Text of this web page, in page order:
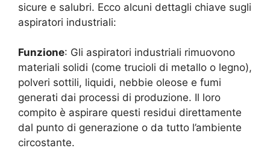
sicure e salubri. Ecco alcuni dettagli chiave sugli
aspiratori industriali:
Funzione: Gli aspiratori industriali rimuovono
materiali solidi (come trucioli di metallo o legno),
polveri sottili, liquidi, nebbie oleose e fumi
generati dai processi di produzione. Il loro
compito è aspirare questi residui direttamente
dal punto di generazione o da tutto l’ambiente
circostante.